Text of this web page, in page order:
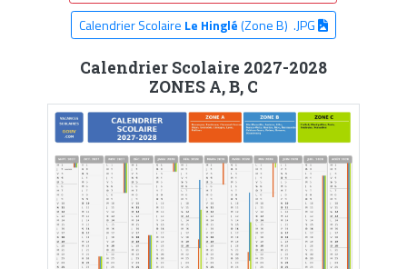
Calendrier Scolaire Le Hinglé(Zone B) .JPG
Calendrier Scolaire 2027-2028
ZONES A, B, C